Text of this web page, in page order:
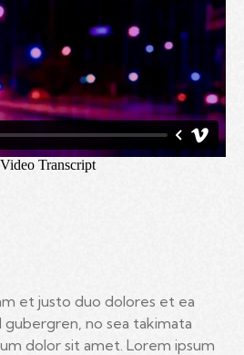
et justo duo dolores et ea
no sea takimata
dolor sit amet. Lorem ipsum